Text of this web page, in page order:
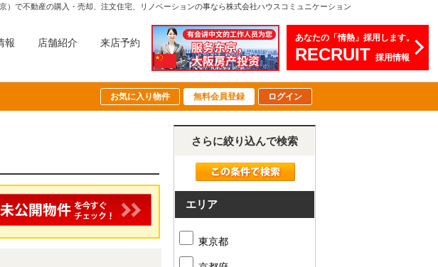
）で不動産の購入・売却、注文住宅、リノベーションの事なら株式会社ハウスコミュニケーション
報 店舗紹介 来店予約 あなたの「情熱」採用します。
RECRUIT 採用情報
お気に入り物件 無料会員登録 ログイン
さらに絞り込んで検索
エリア
東京都